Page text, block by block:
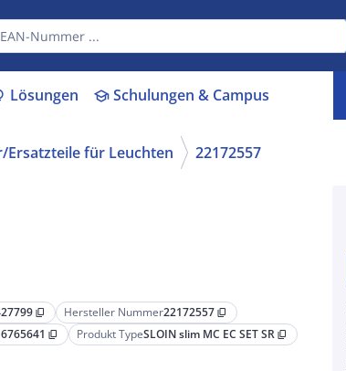
Lösungen schoolSchulungen & Campus
Ersatzteile für Leuchten 22172557
content_copy Hersteller Nummer22172557 content_copy
content_copy Produkt TypeSLOIN slim MC EC SET SR content_copy